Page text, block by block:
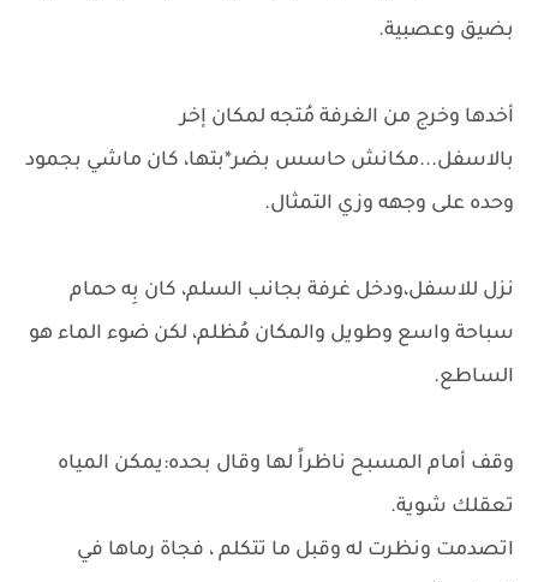
بضيق وعصبية.
أخدها وخرج من الغرفة مُتجه لمكان إخر
بالاسفل...مكانش حاسس بضر*بتها، كان ماشي بجمود
وحده على وجهه وزي التمثال.
نزل للاسفل،ودخل غرفة بجانب السلم، كان بِه حمام
سباحة واسع وطويل والمكان مُظلم، لكن ضوء الماء هو
الساطع.
وقف أمام المسبح ناظراً لها وقال بحده:يمكن المياه
تعقلك شوية.
اتصدمت ونظرت له وقبل ما تتكلم ، فجاة رماها في